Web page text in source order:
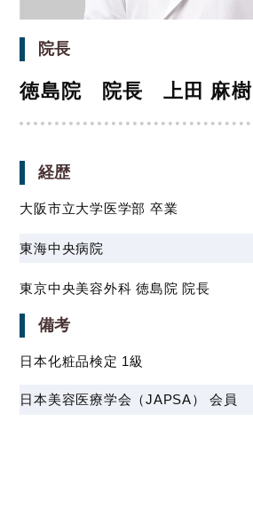
院長
徳島院 院長 上田 麻樹
経歴
大阪市立大学医学部 卒業
東海中央病院
東京中央美容外科 徳島院 院長
備考
日本化粧品検定 1級
日本美容医療学会（JAPSA） 会員